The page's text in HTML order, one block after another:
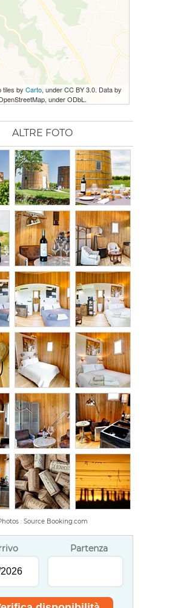
tiles by Carto, under CC BY 3.0. Data by
under ODbL.
ALTRE FOTO
: Source Booking.com
Partenza